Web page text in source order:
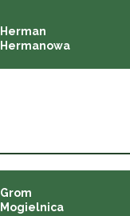
Herman
Hermanowa
Grom
Mogielnica